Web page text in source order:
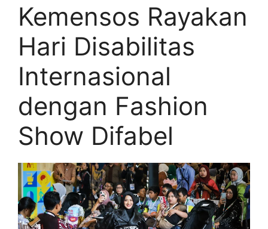
Kemensos Rayakan
Hari Disabilitas
Internasional
dengan Fashion
Show Difabel